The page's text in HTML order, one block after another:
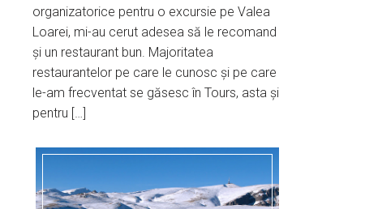
organizatorice pentru o excursie pe Valea
Loarei, mi-au cerut adesea să le recomand
și un restaurant bun. Majoritatea
restaurantelor pe care le cunosc și pe care
le-am frecventat se găsesc în Tours, asta și
pentru […]